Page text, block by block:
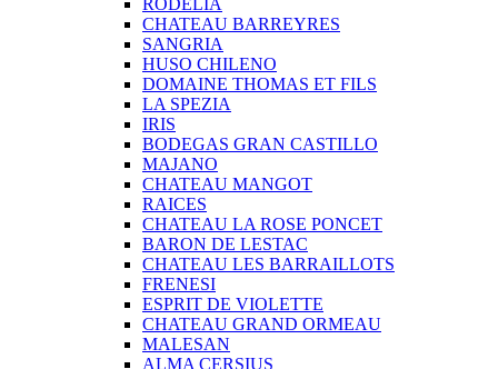
RODELIA
CHATEAU BARREYRES
SANGRIA
HUSO CHILENO
DOMAINE THOMAS ET FILS
LA SPEZIA
IRIS
BODEGAS GRAN CASTILLO
MAJANO
CHATEAU MANGOT
RAICES
CHATEAU LA ROSE PONCET
BARON DE LESTAC
CHATEAU LES BARRAILLOTS
FRENESI
ESPRIT DE VIOLETTE
CHATEAU GRAND ORMEAU
MALESAN
ALMA CERSIUS